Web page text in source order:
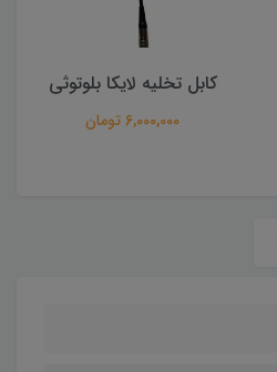
کابل تخلیه لایکا بلوتوثی
6,000,000 تومان